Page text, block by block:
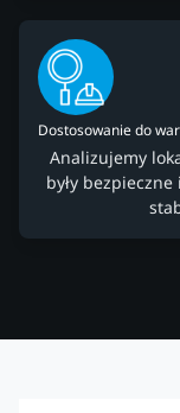
Dostosowanie do
Analizujemy
były